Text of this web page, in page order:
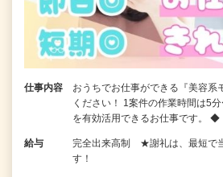
仕事内容
おうちでお仕事ができる『美容系
ください！ 1案件の作業時間は5
を有効活用できるお仕事です。 ◆
給与
完全出来高制 ★謝礼は、最短で
す！